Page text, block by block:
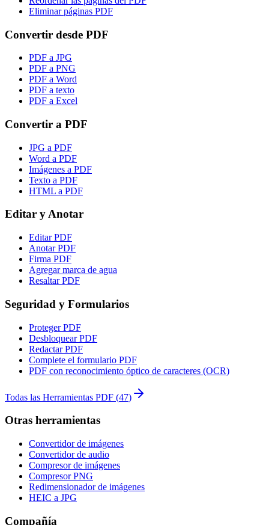
Eliminar páginas PDF
Convertir desde PDF
PDF a JPG
PDF a PNG
PDF a Word
PDF a texto
PDF a Excel
Convertir a PDF
JPG a PDF
Word a PDF
Imágenes a PDF
Texto a PDF
HTML a PDF
Editar y Anotar
Editar PDF
Anotar PDF
Firma PDF
Agregar marca de agua
Resaltar PDF
Seguridad y Formularios
Proteger PDF
Desbloquear PDF
Redactar PDF
Complete el formulario PDF
PDF con reconocimiento óptico de caracteres (OCR)
Todas las Herramientas PDF (47)
Otras herramientas
Convertidor de imágenes
Convertidor de audio
Compresor de imágenes
Compresor PNG
Redimensionador de imágenes
HEIC a JPG
Compañía